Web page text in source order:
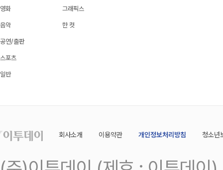
영화
음악
공연/출판
스포츠
일반
그래픽스
한 컷
회사소개 이용약관 개인정보처리방침 청소년